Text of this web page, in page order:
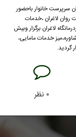
سرپرست خانوار باحضور
روان لاغران ،خدمات
محسنین به مدت ۸ساعت دردرمانگاه لاغران برگزار وبیش
خدمات مامایی،
گردید.
۰ نظر